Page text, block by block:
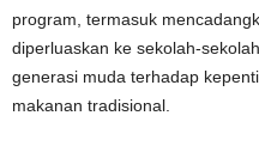
program, termasuk
diperluaskan ke sekolah-
generasi muda terhadap
makanan tradisional.